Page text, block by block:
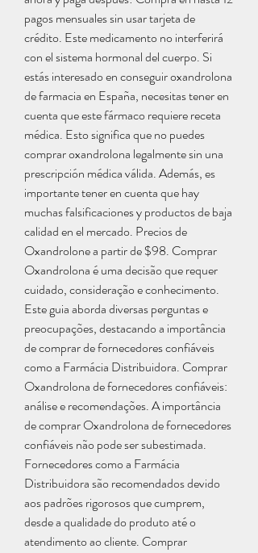
pagos mensuales sin usar tarjeta de
crédito. Este medicamento no interferirá
con el sistema hormonal del cuerpo. Si
estás interesado en conseguir oxandrolona
de farmacia en España, necesitas tener en
cuenta que este fármaco requiere receta
médica. Esto significa que no puedes
comprar oxandrolona legalmente sin una
prescripción médica válida. Además, es
importante tener en cuenta que hay
muchas falsificaciones y productos de baja
calidad en el mercado. Precios de
Oxandrolone a partir de $98. Comprar
Oxandrolona é uma decisão que requer
cuidado, consideração e conhecimento.
Este guia aborda diversas perguntas e
preocupações, destacando a importância
de comprar de fornecedores confiáveis
como a Farmácia Distribuidora. Comprar
Oxandrolona de fornecedores confiáveis:
análise e recomendações. A importância
de comprar Oxandrolona de fornecedores
confiáveis não pode ser subestimada.
Fornecedores como a Farmácia
Distribuidora são recomendados devido
aos padrões rigorosos que cumprem,
desde a qualidade do produto até o
atendimento ao cliente. Comprar